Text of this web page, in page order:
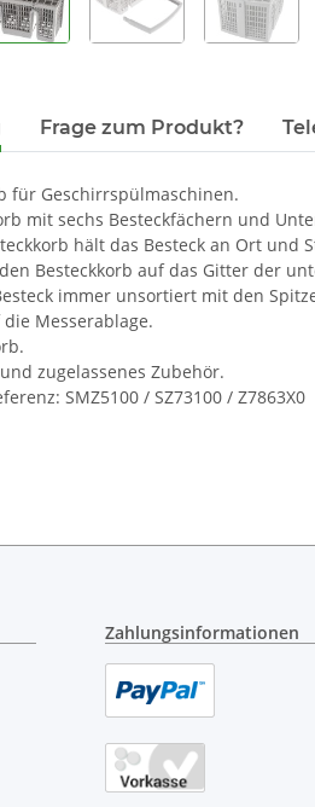
Frage zum Produkt?
für Geschirrspülmaschinen.
mit sechs Besteckfächern und
hält das Besteck an Ort
Besteckkorb auf das Gitter der
immer unsortiert mit den
Messerablage.
zugelassenes Zubehör.
SMZ5100 / SZ73100 / Z7863X0
Zahlungsinformationen